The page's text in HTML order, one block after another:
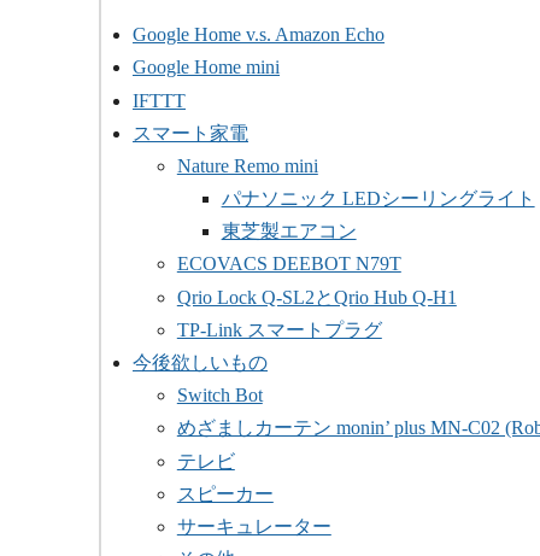
Google Home v.s. Amazon Echo
Google Home mini
IFTTT
スマート家電
Nature Remo mini
パナソニック LEDシーリングライト
東芝製エアコン
ECOVACS DEEBOT N79T
Qrio Lock Q-SL2とQrio Hub Q-H1
TP-Link スマートプラグ
今後欲しいもの
Switch Bot
めざましカーテン monin’ plus MN-C02
テレビ
スピーカー
サーキュレーター